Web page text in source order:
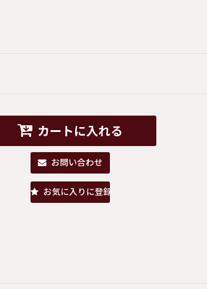
カートに入れる
お問い合わせ
お気に入りに登録